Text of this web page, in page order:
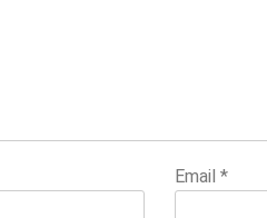
Email *